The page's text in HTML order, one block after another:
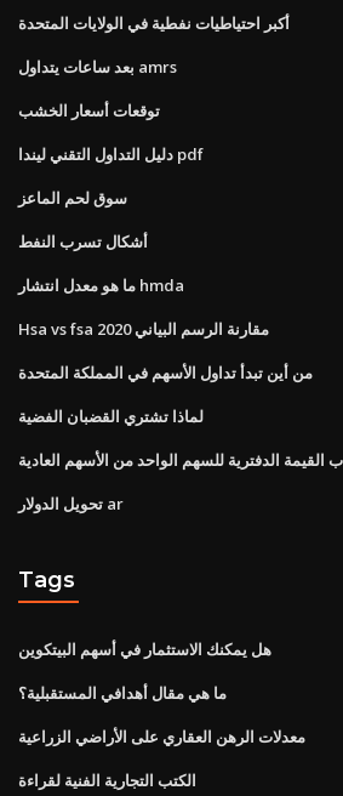
أكبر احتياطيات نفطية في الولايات المتحدة
بعد ساعات يتداول amrs
توقعات أسعار الخشب
دليل التداول التقني ليندا pdf
سوق لحم الماعز
أشكال تسرب النفط
ما هو معدل انتشار hmda
Hsa vs fsa مقارنة الرسم البياني 2020
من أين تبدأ تداول الأسهم في المملكة المتحدة
لماذا تشتري القضبان الفضية
الدفترية للسهم الواحد من الأسهم العادية
تحويل الدولار ar
Tags
هل يمكنك الاستثمار في أسهم البيتكوين
ما هي مقال أهدافي المستقبلية؟
معدلات الرهن العقاري على الأراضي الزراعية
الكتب التجارية الفنية لقراءة